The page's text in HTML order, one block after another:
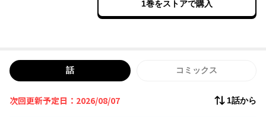
1巻をストアで購入
話 コミックス
次回更新予定日：2026/08/07 1話から